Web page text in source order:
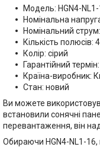
Модель: HGN4-
Номінальна
Номінальний
Кількість полюсів:
Колір: сірий
Гарантійний
Країна-виробник:
Стан: новий
Ви можете
встановили сонячні
перевантаження, він
Обираючи HGN4-NL1-16,